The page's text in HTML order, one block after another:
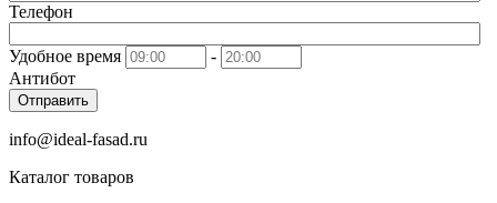
Телефон
Удобное время
-
Антибот
Отправить
info@ideal-fasad.ru
Каталог товаров